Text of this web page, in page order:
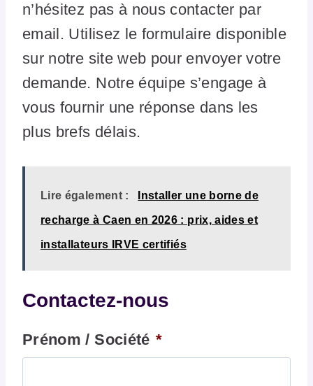
n’hésitez pas à nous contacter par
email. Utilisez le formulaire disponible
sur notre site web pour envoyer votre
demande. Notre équipe s’engage à
vous fournir une réponse dans les
plus brefs délais.
Lire également : Installer une borne de
recharge à Caen en 2026 : prix, aides et
installateurs IRVE certifiés
Contactez-nous
Prénom / Société *